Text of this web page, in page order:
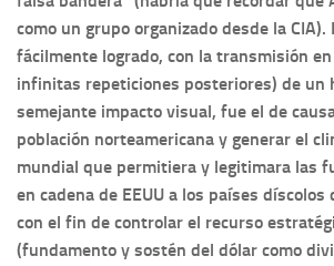
como un grupo organizado desde la CIA).
fácilmente logrado, con la transmisión
infinitas repeticiones posteriores) de un
semejante impacto visual, fue el de
población norteamericana y generar el
mundial que permitiera y legitimara las
en cadena de EEUU a los países
con el fin de controlar el recurso
(fundamento y sostén del dólar como